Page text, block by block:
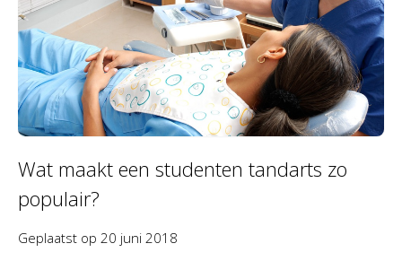
Wat maakt een studenten tandarts zo
populair?
Geplaatst op 20 juni 2018